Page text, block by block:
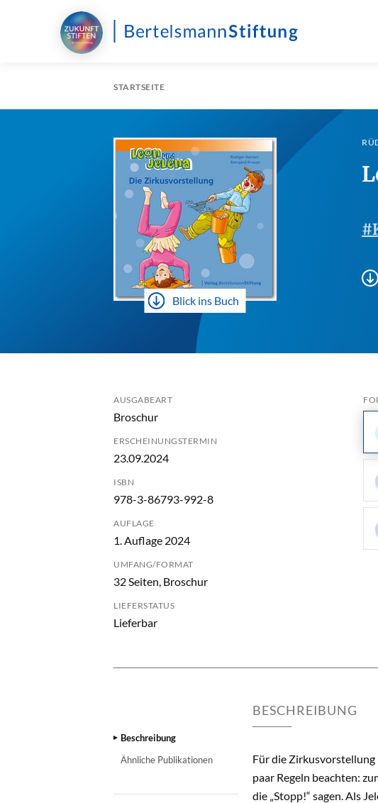
STARTSEITE
Blick ins Buch
AUSGABEART
Broschur
ERSCHEINUNGSTERMIN
23.09.2024
ISBN
978-3-86793-992-8
AUFLAGE
1. Auflage 2024
UMFANG/FORMAT
32 Seiten, Broschur
LIEFERSTATUS
Lieferbar
Beschreibung
Ähnliche Publikationen
BESCHREIBUNG
Für die Zirkusvorstellung
paar Regeln beachten:
die „Stopp!“ sagen. Als